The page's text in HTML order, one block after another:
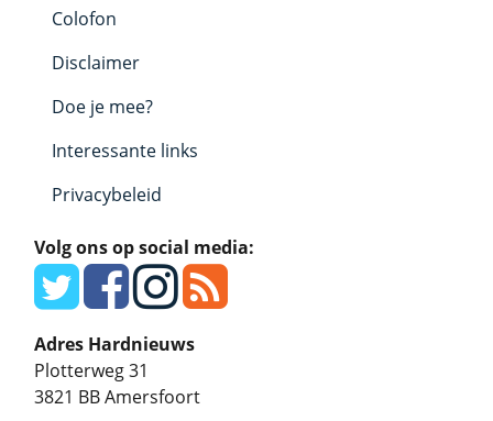
Colofon
Disclaimer
Doe je mee?
Interessante links
Privacybeleid
Volg ons op social media:
Adres Hardnieuws
Plotterweg 31
3821 BBAmersfoort